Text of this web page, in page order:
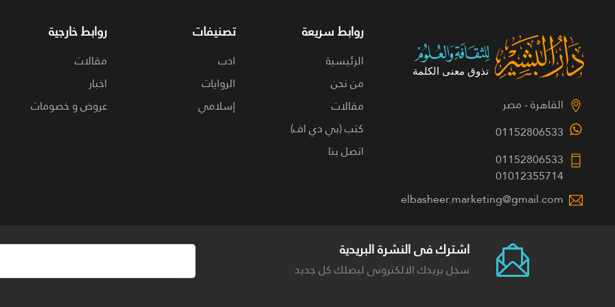
القاهرة - مصر
01152806533
01152806533
01012355714
elbasheer.marketing@gmail.com
روابط سريعة
الرئيسية
من نحن
مقالات
كتب (بي دي اف)
اتصل بنا
تصنيفات
ادب
الروايات
إسلامي
روابط خارجية
مقالات
اخبار
عروض و خصومات
اشترك فى النشرة البريدية
سجل بريدك الالكترونى ليصلك كل جديد